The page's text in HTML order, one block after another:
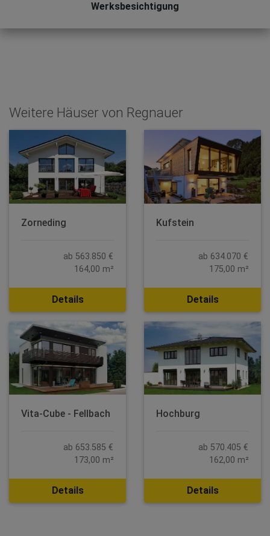
Werksbesichtigung
Weitere Häuser von Regnauer
Zorneding
ab 563.850 €
164,00 m²
Details
Kufstein
ab 634.070 €
175,00 m²
Details
Vita-Cube - Fellbach
ab 653.585 €
173,00 m²
Details
Hochburg
ab 570.405 €
162,00 m²
Details